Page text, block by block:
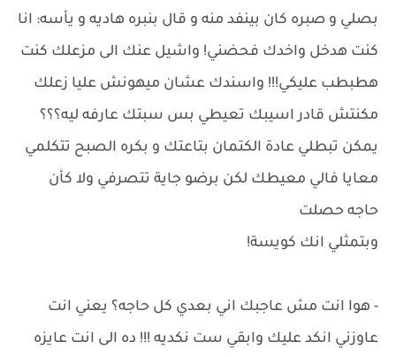
بصلي و صبره كان بينفد منه و قال بنبره هاديه و يأسه: انا
كنت هدخل واخدك فحضني! واشيل عنك الى مزعلك كنت
هطبطب عليكي!!! واسندك عشان ميهونش عليا زعلك
مكنتش قادر اسيبك تعيطي بس سبتك عارفه ليه؟؟؟
يمكن تبطلي عادة الكتمان بتاعتك و بكره الصبح تتكلمي
معايا فالي معيطك لكن برضو جاية تتصرفي ولا كأن
حاجه حصلت
وبتمثلي انك كويسة!
- هوا انت مش عاجبك اني بعدي كل حاجه؟ يعني انت
عاوزني انكد عليك وابقي ست نكديه !!! ده الى انت عايزه